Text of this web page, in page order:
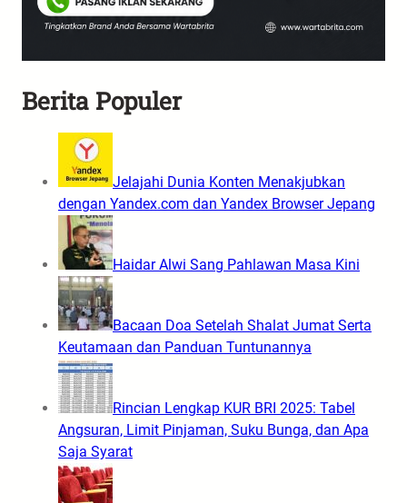
Berita Populer
Jelajahi Dunia Konten Menakjubkan
dengan Yandex.com dan Yandex Browser Jepang
Haidar Alwi Sang Pahlawan Masa Kini
Bacaan Doa Setelah Shalat Jumat Serta
Keutamaan dan Panduan Tuntunannya
Rincian Lengkap KUR BRI 2025: Tabel
Angsuran, Limit Pinjaman, Suku Bunga, dan Apa
Saja Syarat